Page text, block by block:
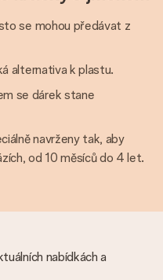
se mohou předávat z
alternativa k plastu.
se dárek stane
navrženy tak, aby
od 10 měsíců do 4 let.
nabídkách a